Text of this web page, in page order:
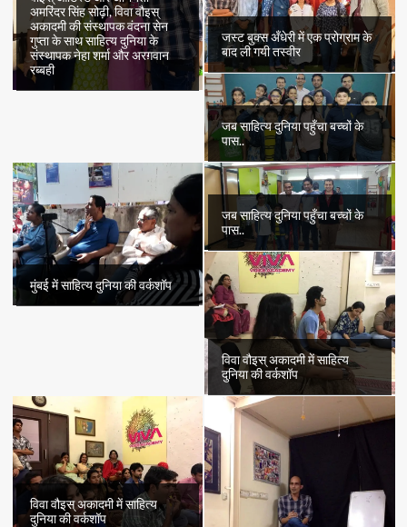
अमरिंदर सिंह सोढ़ी, विवा वौइस्
अकादमी की संस्थापक वंदना सेन
गुप्ता के साथ साहित्य दुनिया के
संस्थापक नेहा शर्मा और अरग़वान
रब्बही
जस्ट बुक्स अँधेरी में एक प्रोग्राम के
बाद ली गयी तस्वीर
जब साहित्य दुनिया पहुँचा बच्चों के
पास..
मुंबई में साहित्य दुनिया की वर्कशॉप
जब साहित्य दुनिया पहुँचा बच्चों के
पास..
विवा वौइस् अकादमी में साहित्य
दुनिया की वर्कशॉप
विवा वौइस् अकादमी में साहित्य
दुनिया की वर्कशॉप